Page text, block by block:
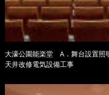
大濠公園能楽堂 A．舞台設置
天井改修電気設備工事